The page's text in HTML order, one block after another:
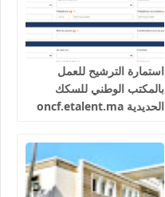
استمارة الترشيح للعمل
بالمكتب الوطني للسكك
الحديدية oncf.etalent.ma